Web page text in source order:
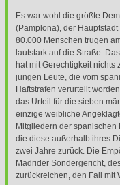
Es war wohl die größte
(Pamplona), der
80.000 Menschen trugen
lautstark auf die Straße.
hat mit Gerechtigkeit
jungen Leute, die vom
Haftstrafen verurteilt
das Urteil für die sieben
einzige weibliche
Mitgliedern der
die diese außerhalb ihres
zwei Jahre zurück. Die
Madrider Sondergericht,
zurückreichen, den Fall mit